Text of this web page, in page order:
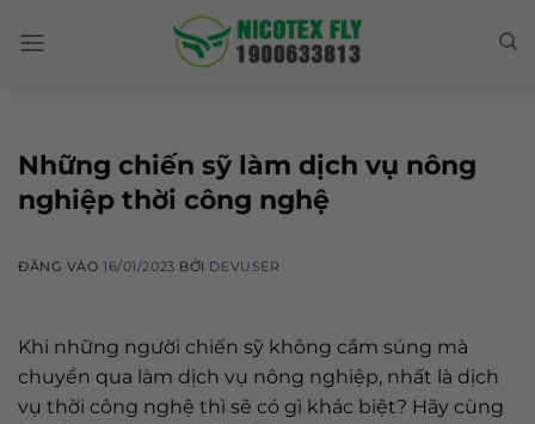
Những chiến sỹ làm dịch vụ nông
nghiệp thời công nghệ
ĐĂNG VÀO16/01/2023 BỞI DEVUSER
Khi những người chiến sỹ không cầm súng mà
chuyển qua làm dịch vụ nông nghiệp, nhất là dịch
vụ thời công nghệ thì sẽ có gì khác biệt? Hãy cùng